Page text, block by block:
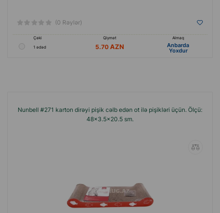
(0 Rəylər)
Çəki Qiymət
Almaq
1 ədəd
5.70 Anbarda
Yoxdur
Nunbell #271 karton dirəyi pişik cəlb edən ot ilə pişikləri üçün. Ölçü:
48×3.5×20.5 sm.